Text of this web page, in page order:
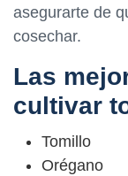
asegurarte de
cosechar.
Las
cultivar
Tomillo
Orégano